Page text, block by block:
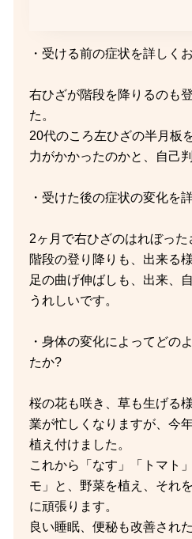
・受ける前の症状を詳しく
右ひざが階段を降りるのも
た。
20代のころ左ひざの半月板
力がかかったのかと、自己
・受けた後の症状の変化を
2ヶ月で右ひざのはれぼっ
階段の登り降りも、出来る
足の曲げ伸ばしも、出来、
うれしいです。
・身体の変化によってどの
たか?
桜の花も咲き、草も生げる
業が忙しくなりますが、今
植え付けました。
これから「なす」「トマト
モ」と、野菜を植え、それ
に頑張ります。
良い睡眠、便秘も改善され